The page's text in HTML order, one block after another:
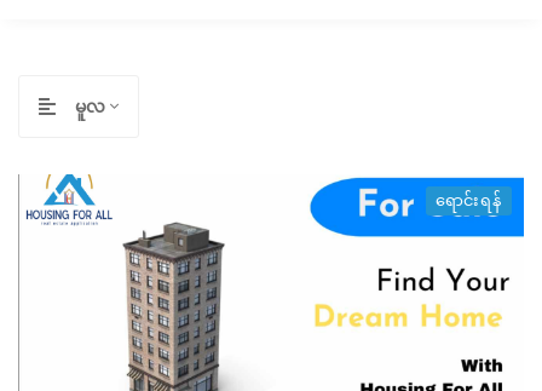
မူလ
ရောင်းရန်